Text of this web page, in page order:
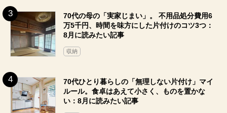
70代の母の「実家じまい」。 不用品処分費用6
万5千円、時間を味方にした片付けのコツ3つ：
8月に読みたい記事
収納
70代ひとり暮らしの「無理しない片付け」マイ
ルール。食卓はあえて小さく、ものを置かな
い：8月に読みたい記事